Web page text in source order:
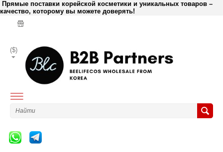
Прямые поставки корейской косметики и уникальных товаров –
качество, которому вы можете доверять!
($)